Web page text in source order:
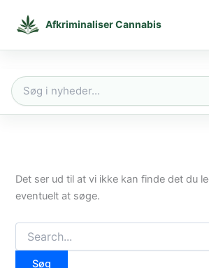
Afkriminaliser Cannabis
Søg
Det ser ud til at vi ikke kan finde det du
eventuelt at søge.
Søg
efter: